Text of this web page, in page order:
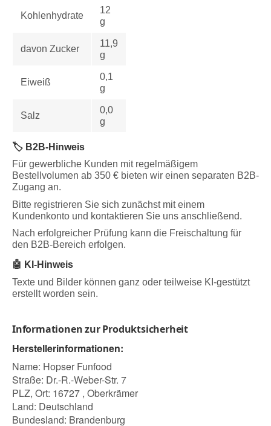
Kohlenhydrate
12
g
davon Zucker
11,9
g
Eiweiß
0,1
g
Salz
0,0
g
🏷️ B2B-Hinweis
Für gewerbliche Kunden mit regelmäßigem
Bestellvolumen ab 350 € bieten wir einen separaten B2B-
Zugang an.
Bitte registrieren Sie sich zunächst mit einem
Kundenkonto und kontaktieren Sie uns anschließend.
Nach erfolgreicher Prüfung kann die Freischaltung für
den B2B-Bereich erfolgen.
🤖 KI-Hinweis
Texte und Bilder können ganz oder teilweise KI-gestützt
erstellt worden sein.
Informationen zur Produktsicherheit
Herstellerinformationen:
Name: Hopser Funfood
Straße: Dr.-R.-Weber-Str. 7
PLZ, Ort: 16727 , Oberkrämer
Land: Deutschland
Bundesland: Brandenburg